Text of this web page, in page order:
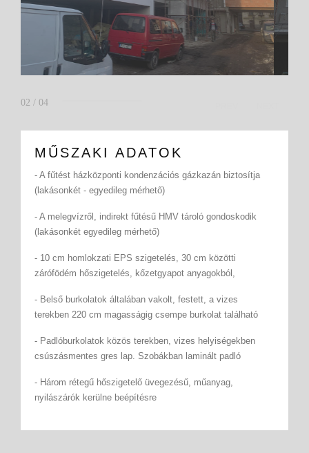
02 / 04
MŰSZAKI ADATOK
- A fűtést házközponti kondenzációs gázkazán biztosítja
(lakásonkét - egyedileg mérhető)
- A melegvízről, indirekt fűtésű HMV tároló gondoskodik
(lakásonkét egyedileg mérhető)
- 10 cm homlokzati EPS szigetelés, 30 cm közötti
zárófödém hőszigetelés, kőzetgyapot anyagokból,
- Belső burkolatok általában vakolt, festett, a vizes
terekben 220 cm magasságig csempe burkolat található
- Padlóburkolatok közös terekben, vizes helyiségekben
csúszásmentes gres lap. Szobákban laminált padló
- Három rétegű hőszigetelő üvegezésű, műanyag,
nyilászárók kerülne beépítésre